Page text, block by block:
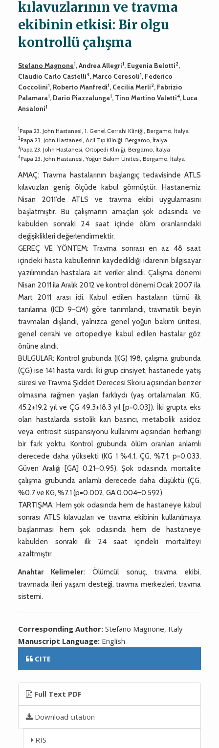
kılavuzlarının ve travma
ekibinin etkisi: Bir olgu
kontrollü çalışma
Stefano Magnone1, Andrea Allegri1, Eugenia Belotti2,
Claudio Carlo Castelli3, Marco Ceresoli1, Federico
Coccolini1, Roberto Manfredi1, Cecilia Merli2, Fabrizio
Palamara1, Dario Piazzalunga1, Tino Martino Valetti4, Luca
Ansaloni1
1Papa 23. John Hastanesi, 1. Genel Cerrahi Kliniği, Bergamo, İtalya
2Papa 23. John Hastanesi, Acil Tıp Kliniği, Bergamo, İtalya
3Papa 23. John Hastanesi, Ortopedi Kliniği, Bergamo, İtalya
4Papa 23. John Hastanesi, Yoğun Bakım Ünitesi, Bergamo, İtalya
AMAÇ: Travma hastalarının başlangıç tedavisinde ATLS
kılavuzları geniş ölçüde kabul görmüştür. Hastanemiz
Nisan 2011’de ATLS ve travma ekibi uygulamasını
başlatmıştır. Bu çalışmanın amaçları şok odasında ve
kabulden sonraki 24 saat içinde ölüm oranlarındaki
değişiklikleri değerlendirmektir.
GEREÇ VE YÖNTEM: Travma sonrası en az 48 saat
içindeki hasta kabullerinin kaydedildiği idarenin bilgisayar
yazılımından hastalara ait veriler alındı. Çalışma dönemi
Nisan 2011 ila Aralık 2012 ve kontrol dönemi Ocak 2007 ila
Mart 2011 arası idi. Kabul edilen hastaların tümü ilk
tanılarına (ICD 9-CM) göre tanımlandı, travmatik beyin
travmaları dışlandı, yalnızca genel yoğun bakım ünitesi,
genel cerrahi ve ortopediye kabul edilen hastalar göz
önüne alındı.
BULGULAR: Kontrol grubunda (KG) 198, çalışma grubunda
(ÇG) ise 141 hasta vardı. İki grup cinsiyet, hastanede yatış
süresi ve Travma Şiddet Derecesi Skoru açısından benzer
olmasına rağmen yaşları farklıydı (yaş ortalamaları: KG,
45.2±19.2 yıl ve ÇG 49.3±18.3 yıl [p=0.03]). İki grupta eks
olan hastalarda sistolik kan basıncı, metabolik asidoz
veya eritrosit süspansiyonu kullanımı açısından herhangi
bir fark yoktu. Kontrol grubunda ölüm oranları anlamlı
derecede daha yüksekti (KG 1 %4.1, ÇG, %7,1; p=0.033,
Güven Aralığı [GA] 0.21–0.95). Şok odasında mortalite
çalışma grubunda anlamlı derecede daha düşüktü (ÇG,
%0.7 ve KG, %7.1 (p=0.002, GA 0.004–0.592).
TARTIŞMA: Hem şok odasında hem de hastaneye kabul
sonrası ATLS kılavuzları ve travma ekibinin kullanılmaya
başlanması hem şok odasında hem de hastaneye
kabulden sonraki ilk 24 saat içindeki mortaliteyi
azaltmıştır.
Anahtar Kelimeler: Ölümcül sonuç, travma ekibi,
travmada ileri yaşam desteği, travma merkezleri; travma
sistemi.
Corresponding Author:Stefano Magnone, Italy
Manuscript Language: English
CITE
Full Text PDF
Download citation
RIS